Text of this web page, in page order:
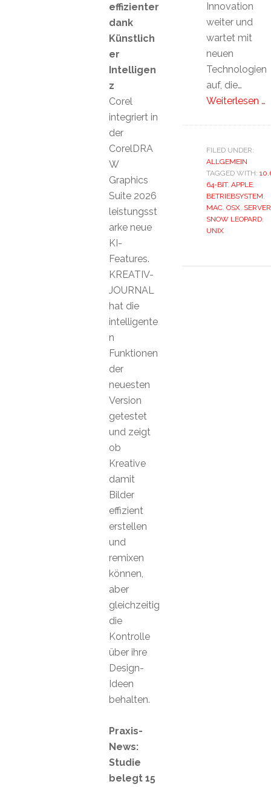
Innovation
weiter und
wartet mit
neuen
Technologien
auf, die…
Weiterlesen …
FILED UNDER:
ALLGEMEIN
TAGGED WITH:
64-BIT, APPLE,
BETRIEBSYSTEM,
MAC, OSX, SERVER
SNOW LEOPARD,
UNIX
effizienter
dank
Künstlich
er
Intelligen
z
Corel
integriert in
der
CorelDRA
W
Graphics
Suite 2026
leistungsst
arke neue
KI-
Features.
KREATIV-
JOURNAL
hat die
intelligente
n
Funktionen
der
neuesten
Version
getestet
und zeigt
ob
Kreative
damit
Bilder
effizient
erstellen
und
remixen
können,
aber
gleichzeitig
die
Kontrolle
über ihre
Design-
Ideen
behalten.
Praxis-
News:
Studie
belegt 15